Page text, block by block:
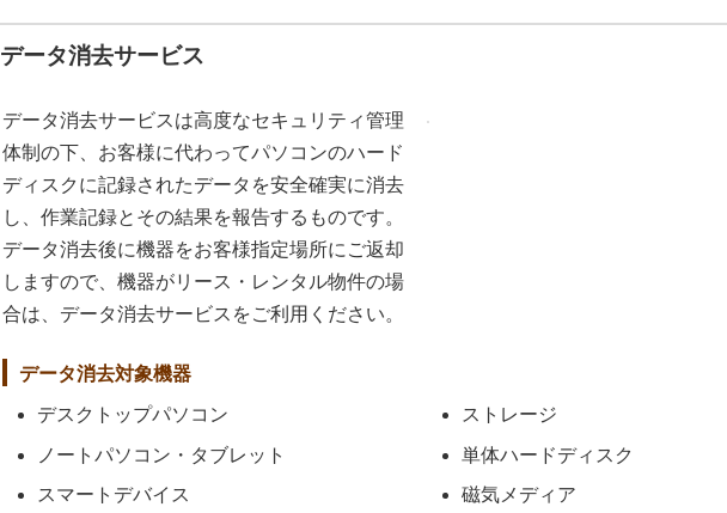
データ消去サービス
データ消去サービスは高度なセキュリティ管理
体制の下、お客様に代わってパソコンのハード
ディスクに記録されたデータを安全確実に消去
し、作業記録とその結果を報告するものです。
データ消去後に機器をお客様指定場所にご返却
しますので、機器がリース・レンタル物件の場
合は、データ消去サービスをご利用ください。
データ消去対象機器
デスクトップパソコン
ノートパソコン・タブレット
スマートデバイス
ストレージ
単体ハードディスク
磁気メディア